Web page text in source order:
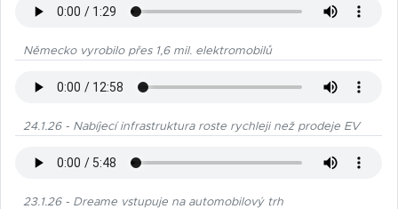
Německo vyrobilo přes 1,6 mil. elektromobilů
24.1.26 - Nabíjecí infrastruktura roste rychleji než prodeje EV
23.1.26 - Dreame vstupuje na automobilový trh